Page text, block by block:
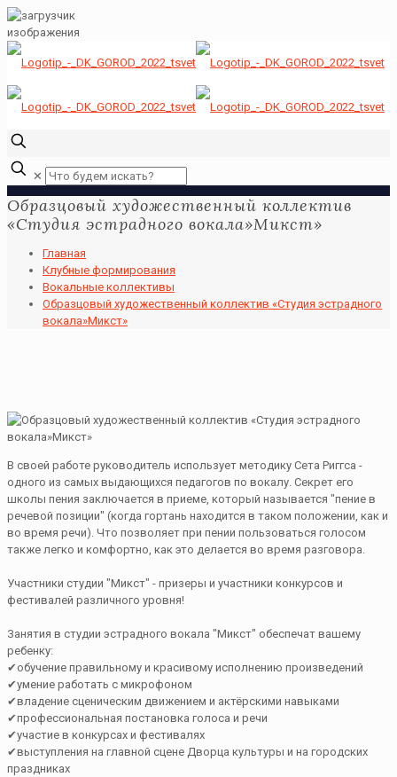
✕
Образцовый художественный коллектив
«Студия эстрадного вокала»Микст»
Главная
Клубные формирования
Вокальные коллективы
Образцовый художественный коллектив «Студия эстрадного
вокала»Микст»
В своей работе руководитель использует методику Сета Риггса -
одного из самых выдающихся педагогов по вокалу. Секрет его
школы пения заключается в приеме, который называется "пение в
речевой позиции" (когда гортань находится в таком положении, как и
во время речи). Что позволяет при пении пользоваться голосом
также легко и комфортно, как это делается во время разговора.
Участники студии "Микст" - призеры и участники конкурсов и
фестивалей различного уровня!
Занятия в студии эстрадного вокала "Микст" обеспечат вашему
ребенку:
✔обучение правильному и красивому исполнению произведений
✔умение работать с микрофоном
✔владение сценическим движением и актёрскими навыками
✔профессиональная постановка голоса и речи
✔участие в конкурсах и фестивалях
✔выступления на главной сцене Дворца культуры и на городских
праздниках